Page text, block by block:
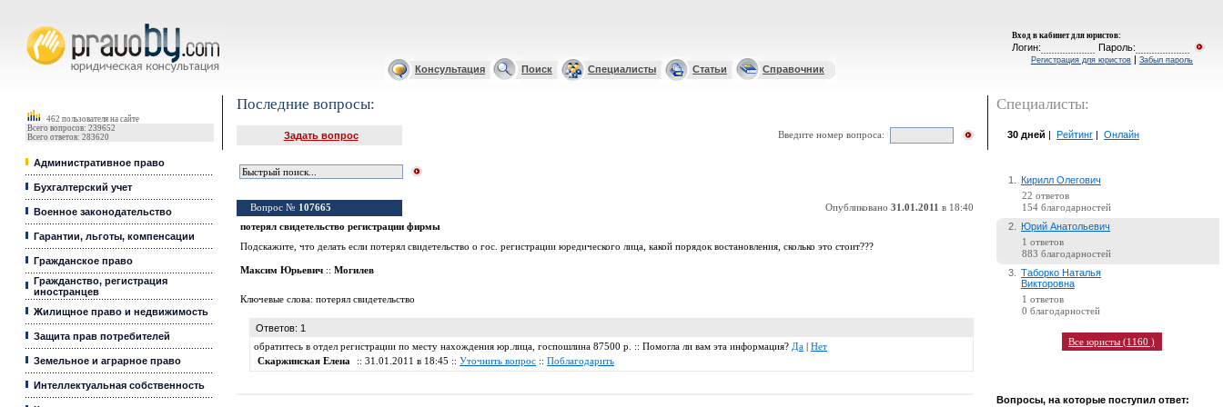
Вход в кабинет для юристов:
Логин: Пароль:
Регистрация для юристов | Забыл пароль
Консультация Поиск Специалисты Статьи Справочник
462 пользователя на сайте
Всего вопросов: 239652
Всего ответов: 283620
Административное право
Бухгалтерский учет
Военное законодательство
Гарантии, льготы, компенсации
Гражданское право
Гражданство, регистрация
иностранцев
Жилищное право и недвижимость
Защита прав потребителей
Земельное и аграрное право
Интеллектуальная собственность
Последние вопросы:
Задать вопрос Введите номер вопроса:
Вопрос № 107665 Опубликовано 31.01.2011 в 18:40
потерял свидетельство регистрации фирмы
Подскажите, что делать если потерял свидетельство о гос. регистрации юредического лица, какой порядок востановления, сколько это стоит???
Максим Юрьевич :: Могилев
Ключевые слова: потерял свидетельство
Ответов: 1
обратитесь в отдел регистрации по месту нахождения юр.лица, госпошлина 87500 р. :: Помогла ли вам эта информация? Да
Нет
Скаржинская Елена
:: 31.01.2011 в 18:45 :: Уточнить вопрос :: Поблагодарить
Специалисты:
30 дней Рейтинг Онлайн
1. Кирилл Олегович
22 ответов
154 благодарностей
2. Юрий Анатольевич
1 ответов
883 благодарностей
3.
Таборко Наталья
Викторовна
1 ответов
0 благодарностей
Все юристы (1160 )
Вопросы, на которые поступил ответ: